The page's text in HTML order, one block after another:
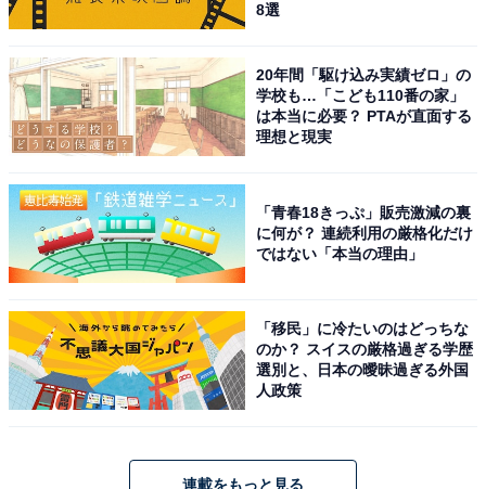
8選
20年間「駆け込み実績ゼロ」の
学校も…「こども110番の家」
は本当に必要？ PTAが直面する
理想と現実
「青春18きっぷ」販売激減の裏
に何が？ 連続利用の厳格化だけ
ではない「本当の理由」
「移民」に冷たいのはどっちな
のか？ スイスの厳格過ぎる学歴
選別と、日本の曖昧過ぎる外国
人政策
連載をもっと見る